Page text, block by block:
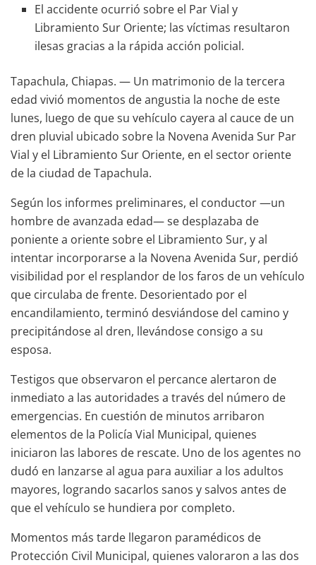
El accidente ocurrió sobre el Par Vial y
Libramiento Sur Oriente; las víctimas resultaron
ilesas gracias a la rápida acción policial.
Tapachula, Chiapas. — Un matrimonio de la tercera
edad vivió momentos de angustia la noche de este
lunes, luego de que su vehículo cayera al cauce de un
dren pluvial ubicado sobre la Novena Avenida Sur Par
Vial y el Libramiento Sur Oriente, en el sector oriente
de la ciudad de Tapachula.
Según los informes preliminares, el conductor —un
hombre de avanzada edad— se desplazaba de
poniente a oriente sobre el Libramiento Sur, y al
intentar incorporarse a la Novena Avenida Sur, perdió
visibilidad por el resplandor de los faros de un vehículo
que circulaba de frente. Desorientado por el
encandilamiento, terminó desviándose del camino y
precipitándose al dren, llevándose consigo a su
esposa.
Testigos que observaron el percance alertaron de
inmediato a las autoridades a través del número de
emergencias. En cuestión de minutos arribaron
elementos de la Policía Vial Municipal, quienes
iniciaron las labores de rescate. Uno de los agentes no
dudó en lanzarse al agua para auxiliar a los adultos
mayores, logrando sacarlos sanos y salvos antes de
que el vehículo se hundiera por completo.
Momentos más tarde llegaron paramédicos de
Protección Civil Municipal, quienes valoraron a las dos